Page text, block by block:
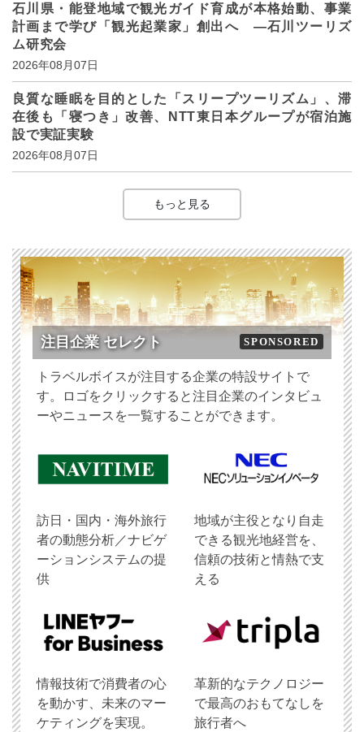
石川県・能登地域で観光ガイド育成が本格始動、事業
計画まで学び「観光起業家」創出へ ―石川ツーリズ
ム研究会
2026年08月07日
良質な睡眠を目的とした「スリープツーリズム」、滞
在後も「寝つき」改善、NTT東日本グループが宿泊施
設で実証実験
2026年08月07日
もっと見る
注目企業 セレクト SPONSORED
トラベルボイスが注目する企業の特設サイトで
す。ロゴをクリックすると注目企業のインタビュ
ーやニュースを一覧することができます。
訪日・国内・海外旅行
者の動態分析／ナビゲ
ーションシステムの提
供
地域が主役となり自走
できる観光地経営を、
信頼の技術と情熱で支
える
情報技術で消費者の心
を動かす、未来のマー
ケティングを実現。
革新的なテクノロジー
で最高のおもてなしを
旅行者へ